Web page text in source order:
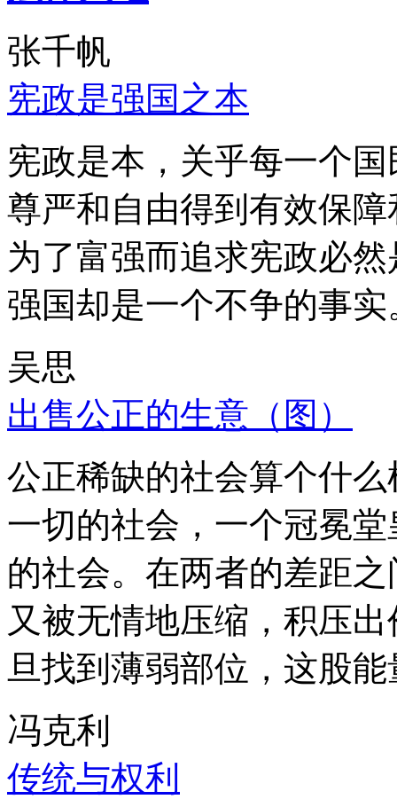
张千帆
宪政是强国之本
宪政是本，关乎每一个
尊严和自由得到有效保
为了富强而追求宪政必
强国却是一个不争的事实
吴思
出售公正的生意（图）
公正稀缺的社会算个什
一切的社会，一个冠冕
的社会。在两者的差距
又被无情地压缩，积压
旦找到薄弱部位，这股
冯克利
传统与权利